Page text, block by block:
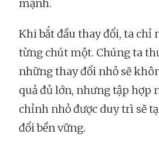
mạnh.
Khi bắt đầu thay đổi, ta chỉ
từng chút một. Chúng ta
những thay đổi nhỏ sẽ
quả đủ lớn, nhưng tập hợp
chỉnh nhỏ được duy trì sẽ
đổi bền vững.